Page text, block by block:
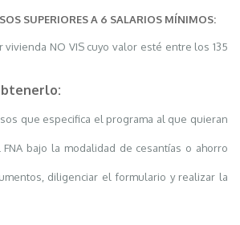
SUPERIORES A 6 SALARIOS MÍNIMOS:
vivienda NO VIS cuyo valor esté entre los 135
que especifica el programa al que quieran
FNA bajo la modalidad de cesantías o ahorro
diligenciar el formulario y realizar la